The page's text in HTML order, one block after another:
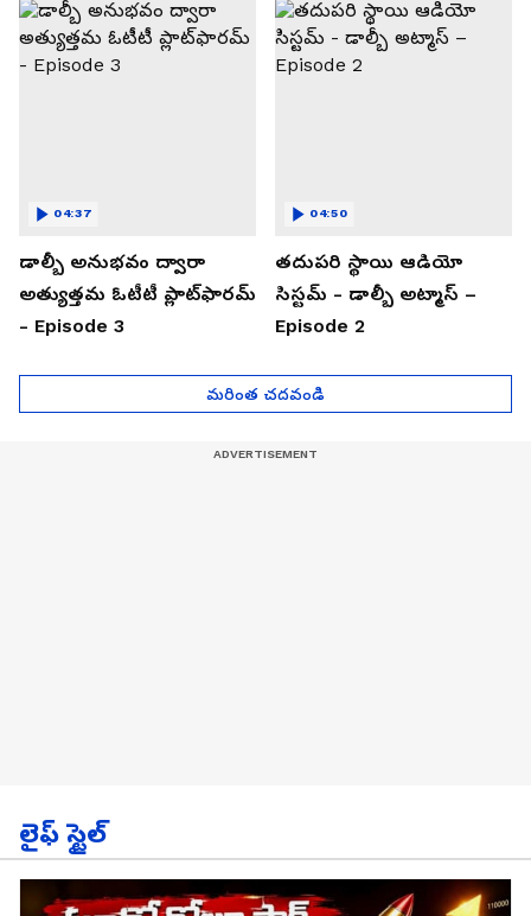
తెలుసుకోండి..!
డాల్బీ అనుభవం ద్వారా
అత్యుత్తమ ఓటీటీ ప్లాట్‌ఫారమ్
- Episode 3
04:37
తదుపరి స్థాయి ఆడియో
సిస్టమ్ - డాల్బీ అట్మాస్ –
Episode 2
04:50
మరింత చదవండి
లైఫ్ స్టైల్